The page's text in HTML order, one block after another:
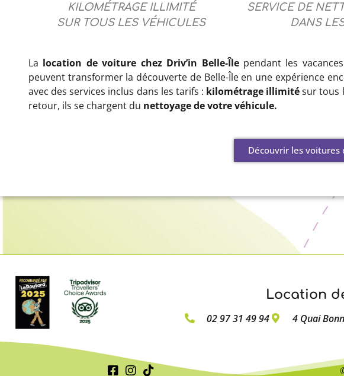
KILOMÉTRAGE ILLIMITÉ
SUR TOUS LES VÉHICULES
SERVICE DE
DANS
La location de voiture chez Driv’in Belle-Îlependant les
peuvent transformer la découverte de Belle-Île en une expérience
avec des services inclus dans les tarifs : kilométrage illimitésur tous
retour, ils se chargent du nettoyage de votre véhicule.
Découvrir les voitures
Location
02 97 31 49 94 4 Quai